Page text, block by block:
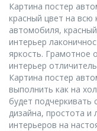
Картина постер
красный цвет на всю
автомобиля,
интерьер
яркость. Грамотное
интерьер
Картина постер
выполнить как на
будет подчеркивать
дизайна, простота и
интерьеров на